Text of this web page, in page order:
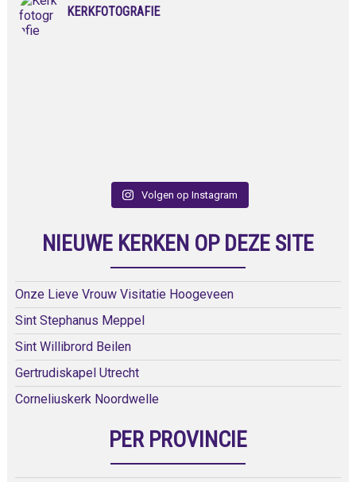
KERKFOTOGRAFIE
Volgen op Instagram
NIEUWE KERKEN OP DEZE SITE
Onze Lieve Vrouw Visitatie Hoogeveen
Sint Stephanus Meppel
Sint Willibrord Beilen
Gertrudiskapel Utrecht
Corneliuskerk Noordwelle
PER PROVINCIE